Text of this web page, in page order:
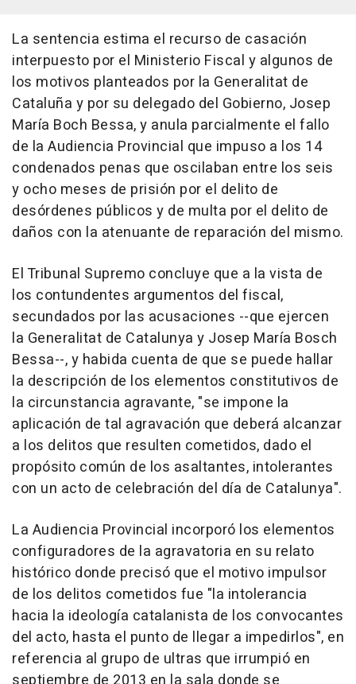
La sentencia estima el recurso de casación
interpuesto por el Ministerio Fiscal y algunos de
los motivos planteados por la Generalitat de
Cataluña y por su delegado del Gobierno, Josep
María Boch Bessa, y anula parcialmente el fallo
de la Audiencia Provincial que impuso a los 14
condenados penas que oscilaban entre los seis
y ocho meses de prisión por el delito de
desórdenes públicos y de multa por el delito de
daños con la atenuante de reparación del mismo.
El Tribunal Supremo concluye que a la vista de
los contundentes argumentos del fiscal,
secundados por las acusaciones --que ejercen
la Generalitat de Catalunya y Josep María Bosch
Bessa--, y habida cuenta de que se puede hallar
la descripción de los elementos constitutivos de
la circunstancia agravante, "se impone la
aplicación de tal agravación que deberá alcanzar
a los delitos que resulten cometidos, dado el
propósito común de los asaltantes, intolerantes
con un acto de celebración del día de Catalunya".
La Audiencia Provincial incorporó los elementos
configuradores de la agravatoria en su relato
histórico donde precisó que el motivo impulsor
de los delitos cometidos fue "la intolerancia
hacia la ideología catalanista de los convocantes
del acto, hasta el punto de llegar a impedirlos", en
referencia al grupo de ultras que irrumpió en